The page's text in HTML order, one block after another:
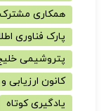
همکاری مشترک
پارک فناوری
پتروشیمی
کانون ارزیابی
یادگیری کوتاه